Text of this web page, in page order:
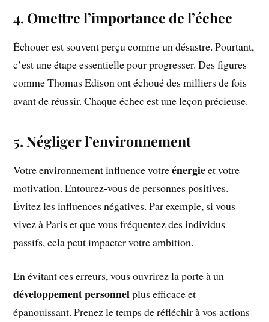
4. Omettre l’importance de l’échec
Échouer est souvent perçu comme un désastre. Pourtant,
c’est une étape essentielle pour progresser. Des figures
comme Thomas Edison ont échoué des milliers de fois
avant de réussir. Chaque échec est une leçon précieuse.
5. Négliger l’environnement
Votre environnement influence votreénergieet votre
motivation. Entourez-vous de personnes positives.
Évitez les influences négatives. Par exemple, si vous
vivez à Paris et que vous fréquentez des individus
passifs, cela peut impacter votre ambition.
En évitant ces erreurs, vous ouvrirez la porte à un
développement personnelplus efficace et
épanouissant. Prenez le temps de réfléchir à vos actions